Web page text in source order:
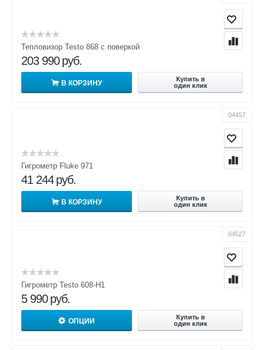
Тепловизор Testo 868 с поверкой
203 990 руб.
В КОРЗИНУ
Купить в
один клик
04457
Гигрометр Fluke 971
41 244 руб.
В КОРЗИНУ
Купить в
один клик
04527
Гигрометр Testo 608-H1
5 990 руб.
ОПЦИИ
Купить в
один клик